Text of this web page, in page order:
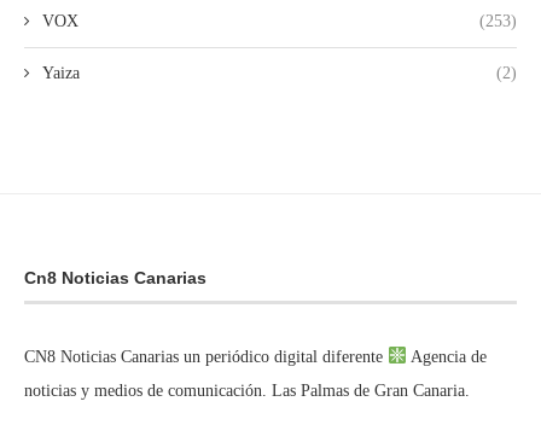
VOX (253)
Yaiza (2)
Cn8 Noticias Canarias
CN8 Noticias Canarias un periódico digital diferente
Agencia de
noticias y medios de comunicación. Las Palmas de Gran Canaria.